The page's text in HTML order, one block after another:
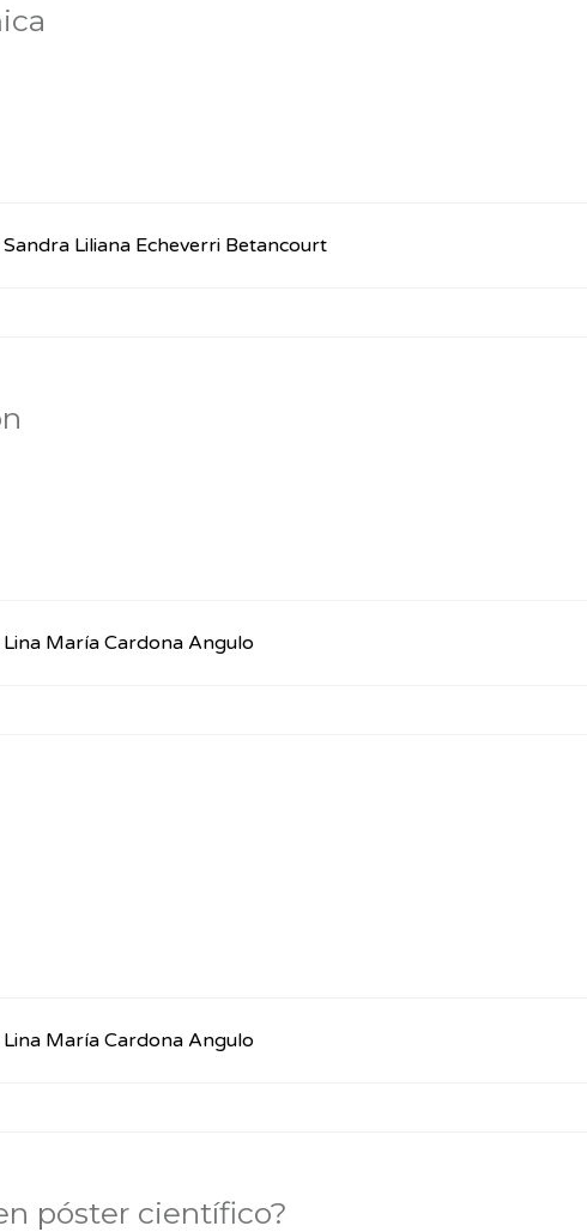
Sandra Liliana Echeverri Betancourt
Lina María Cardona Angulo
Lina María Cardona Angulo
póster científico?